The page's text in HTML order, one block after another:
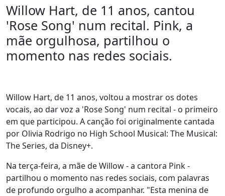
Willow Hart, de 11 anos, cantou
'Rose Song' num recital. Pink, a
mãe orgulhosa, partilhou o
momento nas redes sociais.
Willow Hart, de 11 anos, voltou a mostrar os dotes
vocais, ao dar voz a 'Rose Song' num recital - o primeiro
em que participou. A canção foi originalmente cantada
por Olivia Rodrigo no High School Musical: The Musical:
The Series, da Disney+.
Na terça-feira, a mãe de Willow - a cantora Pink -
partilhou o momento nas redes sociais, com palavras
de profundo orgulho a acompanhar. "Esta menina de